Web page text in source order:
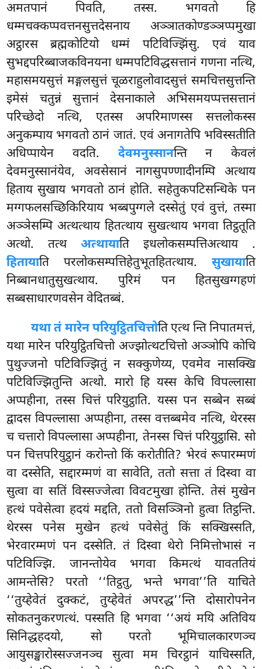
अमतपानं पिवति, तस्स. भगवतो हि
धम्मचक्कप्पवत्तनसुत्तदेसनाय अञ्ञातकोण्डञ्ञप्पमुखा
अट्ठारस ब्रह्मकोटियो धम्मं पटिविज्झिंसु. एवं याव
सुभद्दपरिब्बाजकविनयना धम्मपटिविद्धसत्तानं गणना नत्थि,
महासमयसुत्तं मङ्गलसुत्तं चूळराहुलोवादसुत्तं समचित्तसुत्तन्ति
इमेसं चतुन्नं सुत्तानं देसनाकाले अभिसमयप्पत्तसत्तानं
परिच्छेदो नत्थि, एतस्स अपरिमाणस्स सत्तलोकस्स
अनुकम्पाय भगवतो ठानं जातं. एवं अनागतेपि भविस्सतीति
अधिप्पायेन वदति. देवमनुस्सानन्ति न केवलं
देवमनुस्सानंयेव, अवसेसानं नागसुपण्णादीनम्पि अत्थाय
हिताय सुखाय भगवतो ठानं होति. सहेतुकपटिसन्धिके पन
मग्गफलसच्छिकिरियाय भब्बपुग्गले दस्सेतुं एवं वुत्तं, तस्मा
अञ्ञेसम्पि अत्थत्थाय हितत्थाय सुखत्थाय भगवा तिट्ठतूति
अत्थो. तत्थ अत्थायाति इधलोकसम्पत्तिअत्थाय .
हितायाति परलोकसम्पत्तिहेतुभूतहितत्थाय. सुखायाति
निब्बानधातुसुखत्थाय. पुरिमं पन हितसुखग्गहणं
सब्बसाधारणवसेन वेदितब्बं.
यथा तं मारेन परियुट्ठितचित्तोति एत्थ न्ति निपातमत्तं,
यथा मारेन परियुट्ठितचित्तो अज्झोत्थटचित्तो अञ्ञोपि कोचि
पुथुज्जनो पटिविज्झितुं न सक्कुणेय्य, एवमेव नासक्खि
पटिविज्झितुन्ति अत्थो. मारो हि यस्स केचि विपल्लासा
अप्पहीना, तस्स चित्तं परियुट्ठाति. यस्स पन सब्बेन सब्बं
द्वादस विपल्लासा अप्पहीना, तस्स वत्तब्बमेव नत्थि, थेरस्स
च चत्तारो विपल्लासा अप्पहीना, तेनस्स चित्तं परियुट्ठासि. सो
पन चित्तपरियुट्ठानं करोन्तो किं करोतीति? भेरवं रूपारम्मणं
वा दस्सेति, सद्दारम्मणं वा सावेति, ततो सत्ता तं दिस्वा वा
सुत्वा वा सतिं विस्सज्जेत्वा विवटमुखा होन्ति. तेसं मुखेन
हत्थं पवेसेत्वा हदयं मद्दति, ततो विसञ्ञिनो हुत्वा तिट्ठन्ति.
थेरस्स पनेस मुखेन हत्थं पवेसेतुं किं सक्खिस्सति,
भेरवारम्मणं पन दस्सेति. तं दिस्वा थेरो निमित्तोभासं न
पटिविज्झि. जानन्तोयेव भगवा किमत्थं यावततियं
आमन्तेसि? परतो ‘‘तिट्ठतु, भन्ते भगवा’’ति याचिते
‘‘तुय्हेवेतं दुक्कटं, तुय्हेवेतं अपरद्ध’’न्ति दोसारोपनेन
सोकतनुकरणत्थं. पस्सति हि भगवा ‘‘अयं मयि अतिविय
सिनिद्धहदयो, सो परतो भूमिचालकारणञ्च
आयुसङ्खारोस्सज्जनञ्च सुत्वा मम चिरट्ठानं याचिस्सति,